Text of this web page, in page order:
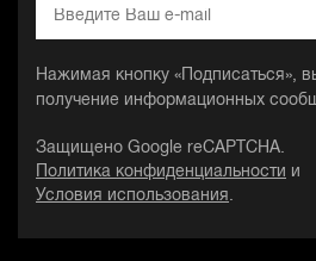
Нажимая кнопку «Подписаться»,
получение информационных
Защищено Google reCAPTCHA.
Политика конфиденциальности
и
Условия использования .